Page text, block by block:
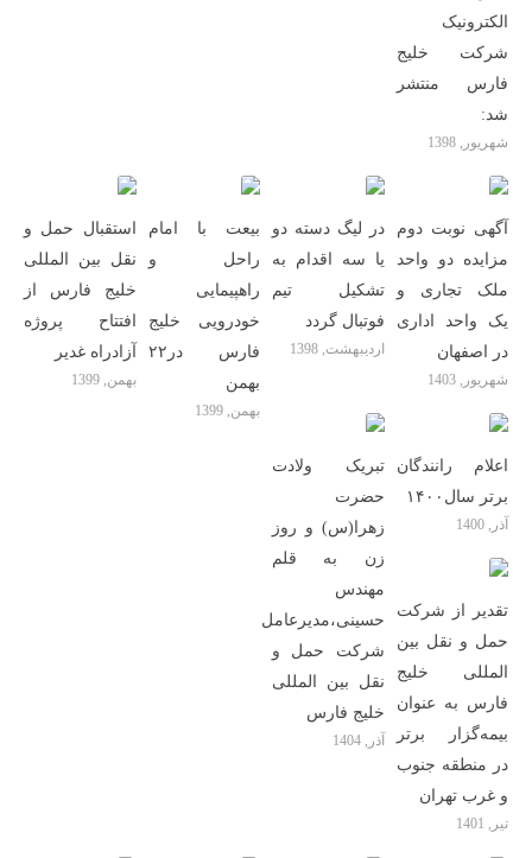
الکترونیک
شرکت خلیج
فارس منتشر
شد:
شهریور, 1398
استقبال حمل و
نقل بین المللی
خلیج فارس از
افتتاح پروژه
آزادراه غدیر
بهمن, 1399
بیعت با امام
راحل و
راهپیمایی
خودرویی خلیج
فارس در۲۲
بهمن
بهمن, 1399
در لیگ دسته دو
یا سه اقدام به
تشکیل تیم
فوتبال گردد
اردیبهشت, 1398
آگهی نوبت دوم
مزایده دو واحد
ملک تجاری و
یک واحد اداری
در اصفهان
شهریور, 1403
تبریک ولادت
حضرت
زهرا(س) و روز
زن به قلم
مهندس
حسینی،مدیرعامل
شرکت حمل و
نقل بین المللی
خلیج فارس
آذر, 1404
اعلام رانندگان
برتر سال۱۴۰۰
آذر, 1400
تقدیر از شرکت
حمل و نقل بین
المللی خلیج
فارس به عنوان
بیمه‌گزار برتر
در منطقه جنوب
و غرب تهران
تیر, 1401